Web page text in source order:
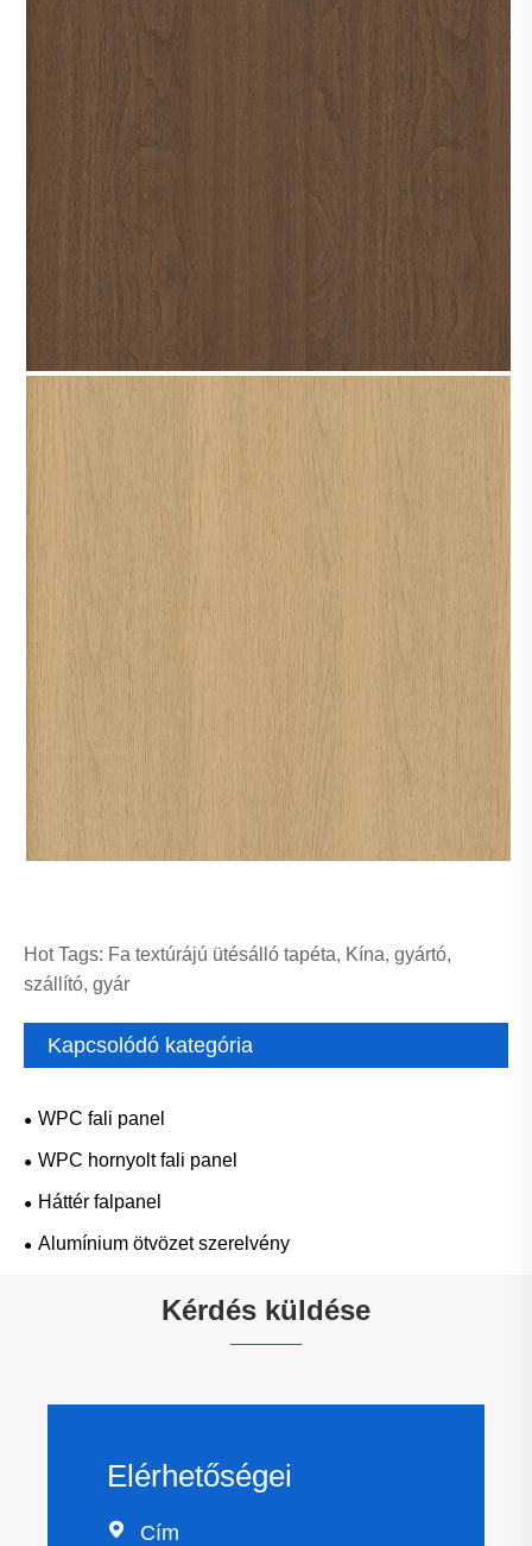
Hot Tags: Fa textúrájú ütésálló tapéta, Kína, gyártó,
szállító, gyár
Kapcsolódó kategória
WPC fali panel
WPC hornyolt fali panel
Háttér falpanel
Alumínium ötvözet szerelvény
Kérdés küldése
Elérhetőségei
 Cím